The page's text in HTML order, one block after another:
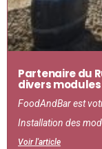
Partenaire du
divers modules
FoodAndBar est
Installation des
Voir l'article